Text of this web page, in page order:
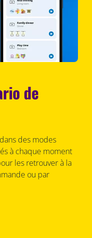
de
des modes
à chaque moment
les retrouver à la
ou par